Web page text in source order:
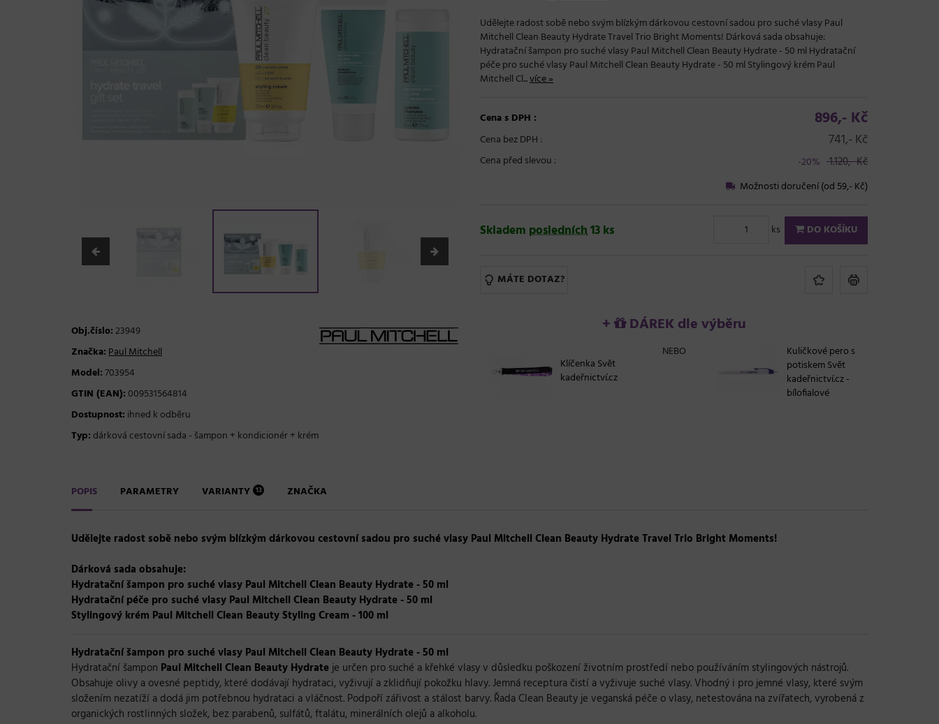
Obj.číslo:23949
Značka:Paul Mitchell
Model:703954
GTIN (EAN):009531564814
Dostupnost: ihned k odběru
Typ:dárková cestovní sada - šampon + kondicionér + krém
Udělejte radost sobě nebo svým blízkým dárkovou cestovní sadou pro suché vlasy Paul
Mitchell Clean Beauty Hydrate Travel Trio Bright Moments! Dárková sada obsahuje:
Hydratační šampon pro suché vlasy Paul Mitchell Clean Beauty Hydrate - 50 ml Hydratační
péče pro suché vlasy Paul Mitchell Clean Beauty Hydrate - 50 ml Stylingový krém Paul
Mitchell Cl...více »
Cena s DPH : 896,- Kč
Cena bez DPH : 741,- Kč
Cena před slevou : -20% 1.120,- Kč
Možnosti doručení (od 59,- Kč)
Skladem posledních13 ks ks DO KOŠÍKU
MÁTE DOTAZ?
+ DÁREK dle výběru
Klíčenka Svět
kadeřnictví.cz
NEBO
Kuličkové pero s
potiskem Svět
kadeřnictví.cz -
bílofialové
POPIS PARAMETRY VARIANTY 13 ZNAČKA
Udělejte radost sobě nebo svým blízkým dárkovou cestovní sadou pro suché vlasy Paul Mitchell Clean Beauty Hydrate Travel Trio Bright Moments!
Dárková sada obsahuje:
Hydratační šampon pro suché vlasy Paul Mitchell Clean Beauty Hydrate - 50 ml
Hydratační péče pro suché vlasy Paul Mitchell Clean Beauty Hydrate - 50 ml
Stylingový krém Paul Mitchell Clean Beauty Styling Cream - 100 ml
Hydratační šampon pro suché vlasy Paul Mitchell Clean Beauty Hydrate - 50 ml
Hydratační šampon Paul Mitchell Clean Beauty Hydrateje určen pro suché a křehké vlasy v důsledku poškození životním prostředí nebo používáním stylingových nástrojů.
Obsahuje olivy a ovesné peptidy, které dodávají hydrataci, vyživují a zklidňují pokožku hlavy. Jemná receptura čistí a vyživuje suché vlasy. Vhodný i pro jemné vlasy, které svým
složením nezatíží a dodá jim potřebnou hydrataci a vláčnost. Podpoří zářivost a stálost barvy. Řada Clean Beauty je veganská péče o vlasy, netestována na zvířatech, vyrobená z
organických rostlinných složek, bez parabenů, sulfátů, ftalátu, minerálních olejů a alkoholu.